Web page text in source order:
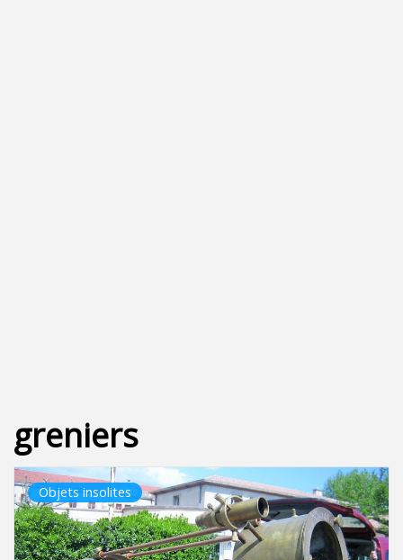
greniers
Objets insolites